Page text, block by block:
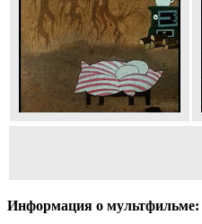
Информация о мультфильме: